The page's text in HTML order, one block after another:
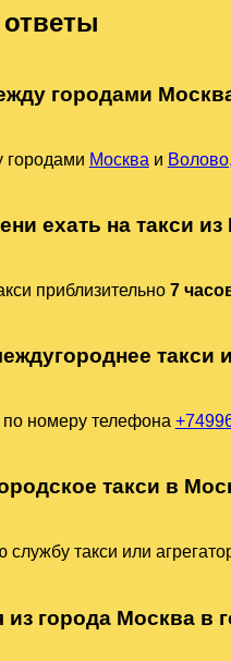
городами
городами Москва и
ехать на такси
приблизительно 7
по номеру телефона
такси в
такси или
из города Москва в